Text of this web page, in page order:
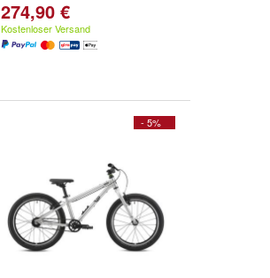
274,90 €
Kostenloser Versand
- 5%